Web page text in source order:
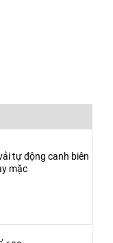
tự động canh biên
mặc